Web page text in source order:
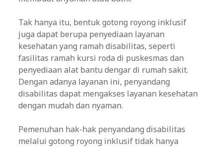
Tak hanya itu, bentuk gotong royong inklusif
juga dapat berupa penyediaan layanan
kesehatan yang ramah disabilitas, seperti
fasilitas ramah kursi roda di puskesmas dan
penyediaan alat bantu dengar di rumah sakit.
Dengan adanya layanan ini, penyandang
disabilitas dapat mengakses layanan kesehatan
dengan mudah dan nyaman.
Pemenuhan hak-hak penyandang disabilitas
melalui gotong royong inklusif tidak hanya